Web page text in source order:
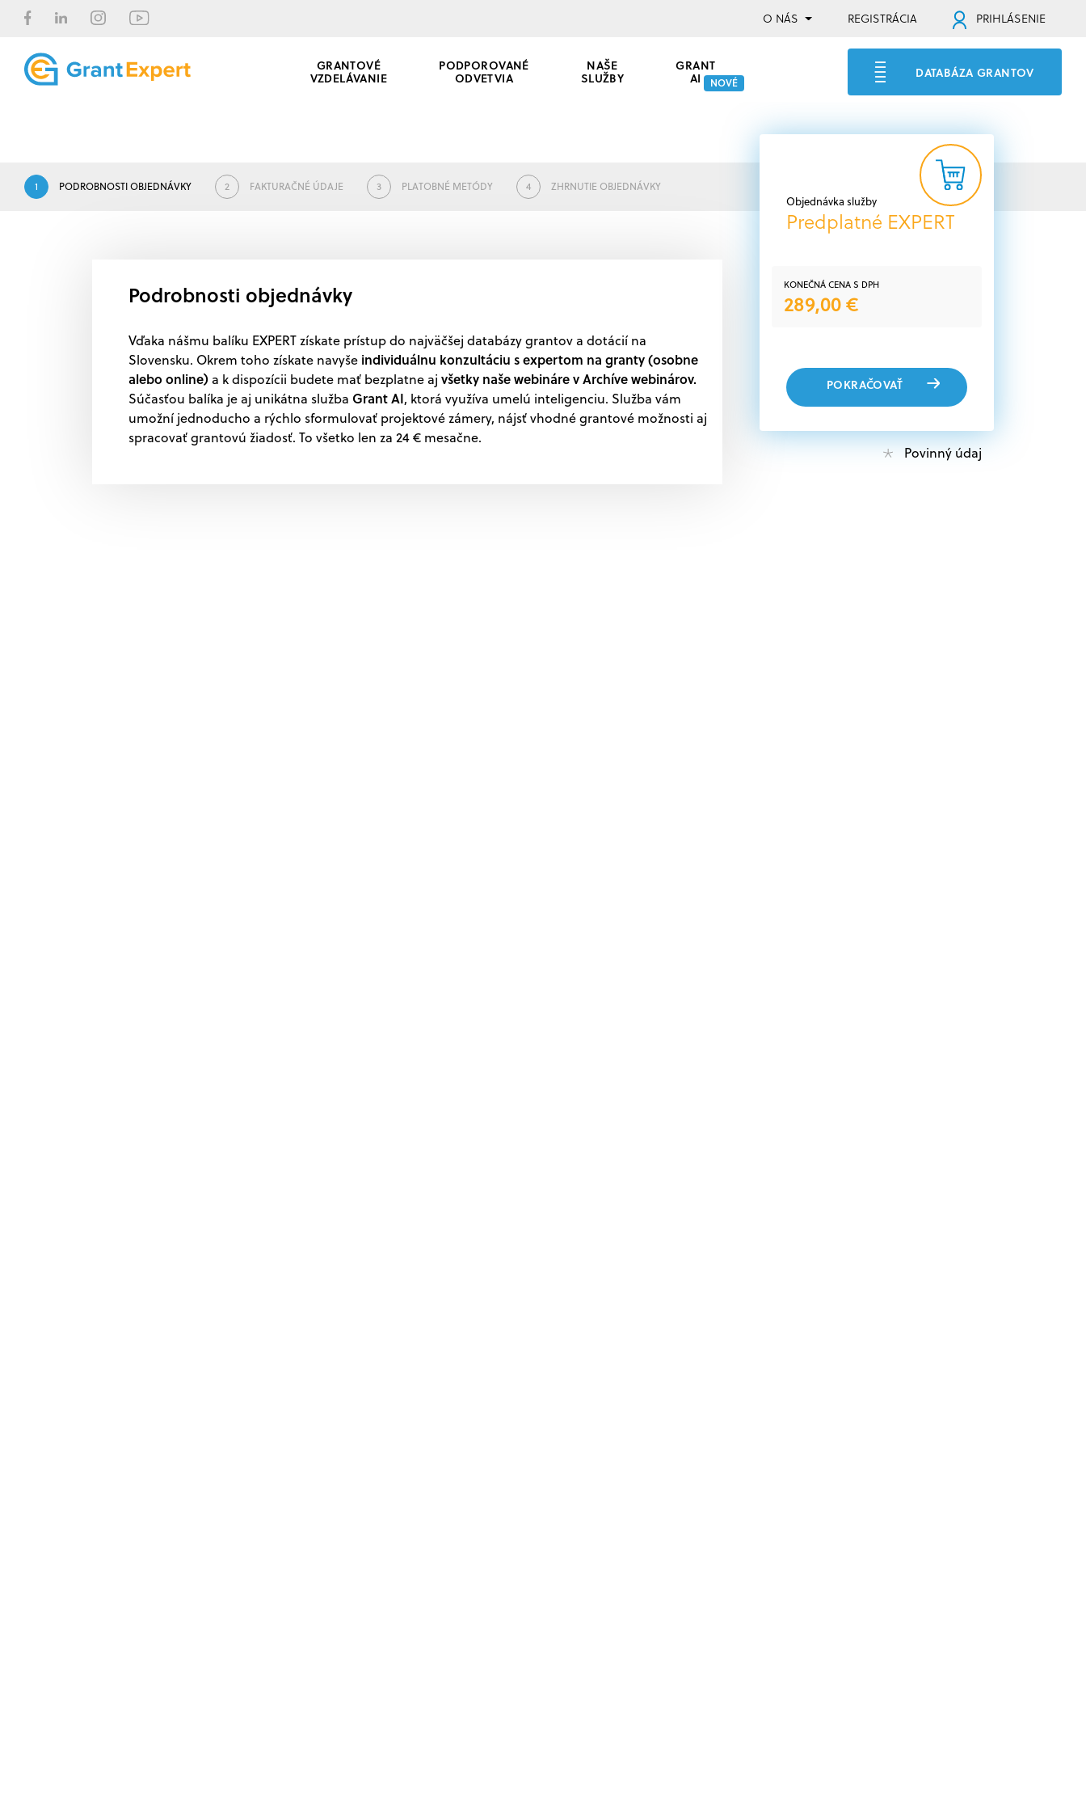
O NÁS REGISTRÁCIA PRIHLÁSENIE
GRANTOVÉ
VZDELÁVANIE
PODPOROVANÉ
ODVETVIA
NAŠE
SLUŽBY
GRANT
AI NOVÉ
DATABÁZA GRANTOV
1 PODROBNOSTI OBJEDNÁVKY 2 FAKTURAČNÉ ÚDAJE 3 PLATOBNÉ METÓDY 4 ZHRNUTIE OBJEDNÁVKY
Podrobnosti objednávky
Vďaka nášmu balíku EXPERT získate prístup do najväčšej databázy grantov a dotácií na
Slovensku. Okrem toho získate navyše individuálnu konzultáciu s expertom na granty (osobne
alebo online) a k dispozícii budete mať bezplatne aj všetky naše webináre v Archíve webinárov.
Súčasťou balíka je aj unikátna služba Grant AI, ktorá využíva umelú inteligenciu. Služba vám
umožní jednoducho a rýchlo sformulovať projektové zámery, nájsť vhodné grantové možnosti aj
spracovať grantovú žiadosť. To všetko len za 24 € mesačne.
Objednávka služby
Predplatné EXPERT
KONEČNÁ CENA S DPH
289,00 €
POKRAČOVAŤ
Povinný údaj